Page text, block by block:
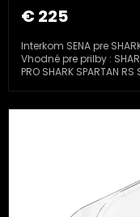
€ 225
Interkom SENA pre
Vhodné pre prilby :
PRO SHARK SPARTAN RS